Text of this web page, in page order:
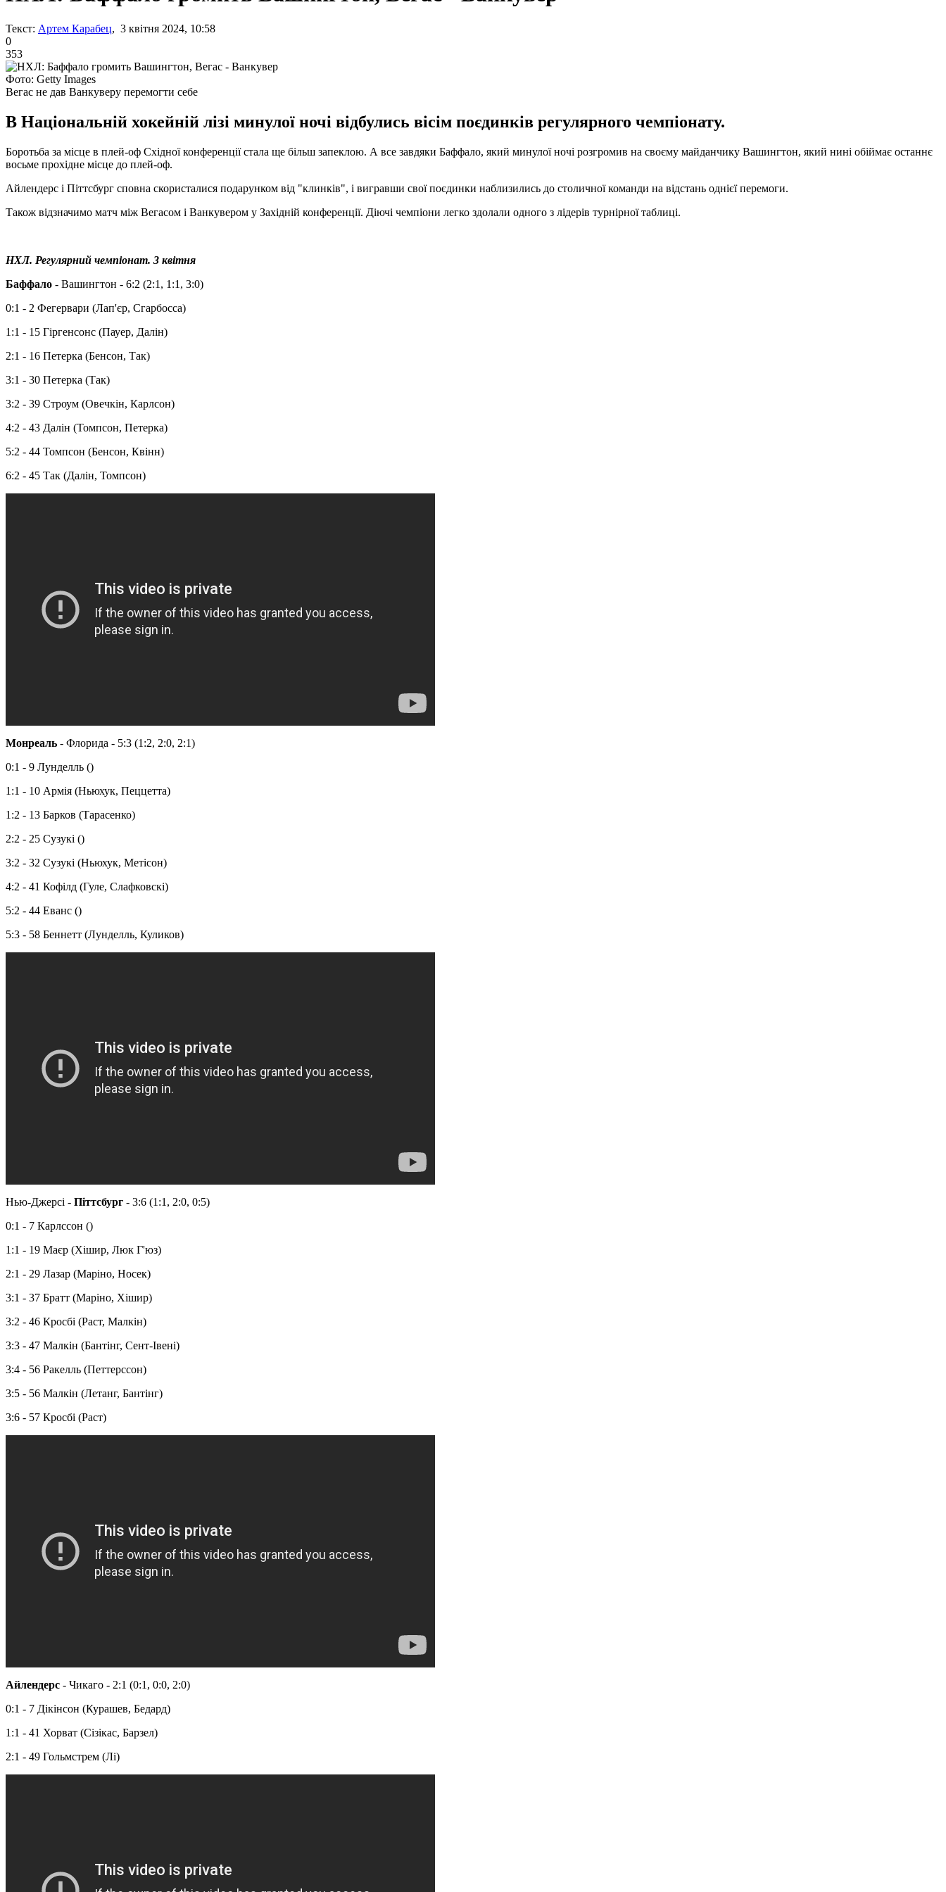
Текст: Артем Карабец, 3 квітня 2024, 10:58
0
353
Фото: Getty Images
Вегас не дав Ванкуверу перемогти себе
В Національній хокейній лізі минулої ночі відбулись вісім поєдинків регулярного чемпіонату.
Боротьба за місце в плей-оф Східної конференції стала ще більш запеклою. А все завдяки Баффало, який минулої ночі розгромив на своєму майданчику Вашингтон, який нині обіймає останнє
восьме прохідне місце до плей-оф.
Айлендерс і Піттсбург сповна скористалися подарунком від "клинків", і вигравши свої поєдинки наблизились до столичної команди на відстань однієї перемоги.
Також відзначимо матч між Вегасом і Ванкувером у Західній конференції. Діючі чемпіони легко здолали одного з лідерів турнірної таблиці.
НХЛ. Регулярний чемпіонат. 3 квітня
Баффало - Вашингтон - 6:2 (2:1, 1:1, 3:0)
0:1 - 2 Фегервари (Лап'єр, Сгарбосса)
1:1 - 15 Гіргенсонс (Пауер, Далін)
2:1 - 16 Петерка (Бенсон, Так)
3:1 - 30 Петерка (Так)
3:2 - 39 Строум (Овечкін, Карлсон)
4:2 - 43 Далін (Томпсон, Петерка)
5:2 - 44 Томпсон (Бенсон, Квінн)
6:2 - 45 Так (Далін, Томпсон)
Монреаль - Флорида - 5:3 (1:2, 2:0, 2:1)
0:1 - 9 Лунделль ()
1:1 - 10 Армія (Ньюхук, Пеццетта)
1:2 - 13 Барков (Тарасенко)
2:2 - 25 Сузукі ()
3:2 - 32 Сузукі (Ньюхук, Метісон)
4:2 - 41 Кофілд (Гуле, Слафковскі)
5:2 - 44 Еванс ()
5:3 - 58 Беннетт (Лунделль, Куликов)
Нью-Джерсі - Піттсбург - 3:6 (1:1, 2:0, 0:5)
0:1 - 7 Карлссон ()
1:1 - 19 Маєр (Хішир, Люк Г'юз)
2:1 - 29 Лазар (Маріно, Носек)
3:1 - 37 Братт (Маріно, Хішир)
3:2 - 46 Кросбі (Раст, Малкін)
3:3 - 47 Малкін (Бантінг, Сент-Івені)
3:4 - 56 Ракелль (Петтерссон)
3:5 - 56 Малкін (Летанг, Бантінг)
3:6 - 57 Кросбі (Раст)
Айлендерс - Чикаго - 2:1 (0:1, 0:0, 2:0)
0:1 - 7 Дікінсон (Курашев, Бедард)
1:1 - 41 Хорват (Сізікас, Барзел)
2:1 - 49 Гольмстрем (Лі)